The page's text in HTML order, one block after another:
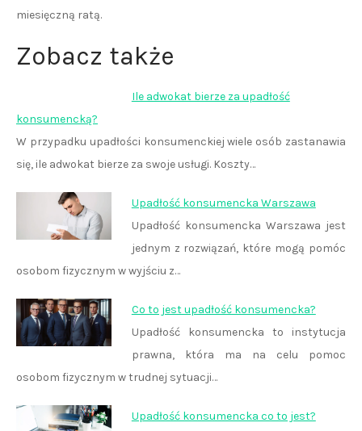
miesięczną ratą.
Zobacz także
Ile adwokat bierze za upadłość
konsumencką?
W przypadku upadłości konsumenckiej wiele osób zastanawia
się, ile adwokat bierze za swoje usługi. Koszty…
Upadłość konsumencka Warszawa
Upadłość konsumencka Warszawa jest
jednym z rozwiązań, które mogą pomóc
osobom fizycznym w wyjściu z…
Co to jest upadłość konsumencka?
Upadłość konsumencka to instytucja
prawna, która ma na celu pomoc
osobom fizycznym w trudnej sytuacji…
Upadłość konsumencka co to jest?